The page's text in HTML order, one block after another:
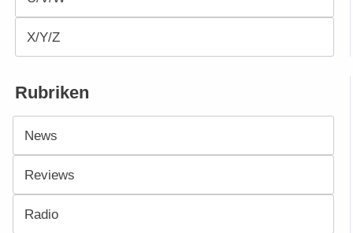
X/Y/Z
Rubriken
News
Reviews
Radio